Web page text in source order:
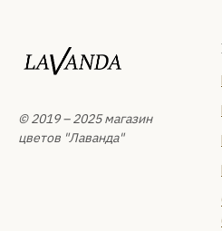
проспект
Ежедневно с
+7 (931)
Планерная улица,
Ежедневно с
© 2019 – 2025 магазин
цветов "Лаванда"